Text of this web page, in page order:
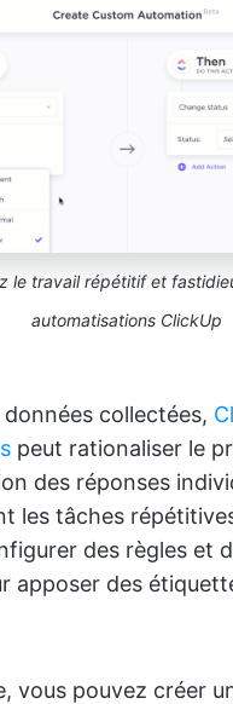
le travail répétitif et
automatisations ClickUp
collectées,
peut rationaliser le
des réponses
les tâches
des règles et
apposer des
vous pouvez créer